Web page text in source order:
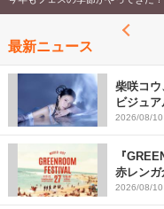
最新ニュース
柴咲コ
ビジュ
一部解禁
2026/08/10
『
赤レンガ
2026/08/10